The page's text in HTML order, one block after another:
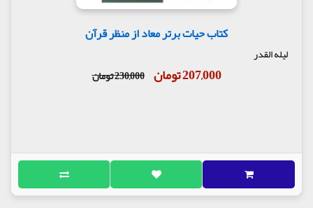
کتاب حیات برتر معاد از منظر قرآن
لیله القدر
207,000 تومان 230,000 تومان